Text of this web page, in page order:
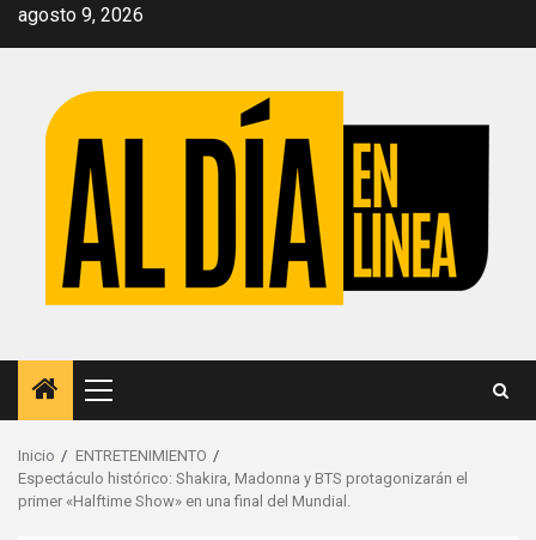
Saltar
agosto 9, 2026
Menú
principal
Inicio
ENTRETENIMIENTO
Espectáculo histórico: Shakira, Madonna y BTS protagonizarán el
primer «Halftime Show» en una final del Mundial.